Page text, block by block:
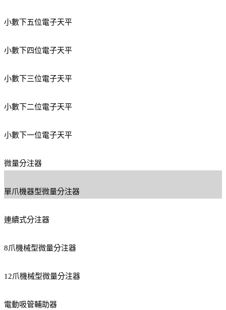
小數下五位電子天平
小數下四位電子天平
小數下三位電子天平
小數下二位電子天平
小數下一位電子天平
微量分注器
單爪機器型微量分注器
連續式分注器
8爪機械型微量分注器
12爪機械型微量分注器
電動吸管輔助器